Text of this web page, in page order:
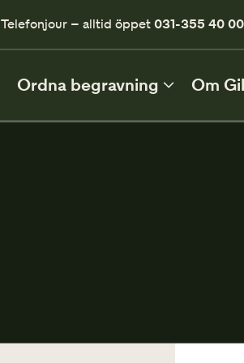
Telefonjour – alltid öppet031-355 40 00
Ordna begravning Om